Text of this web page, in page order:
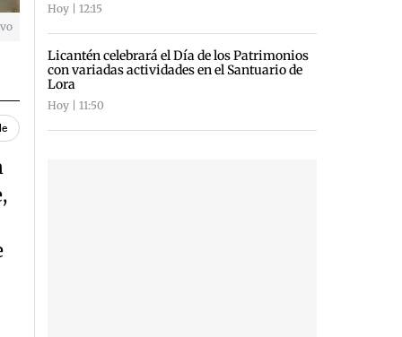
Hoy | 12:15
Licantén celebrará el Día de los Patrimonios
con variadas actividades en el Santuario de
Lora
Hoy | 11:50